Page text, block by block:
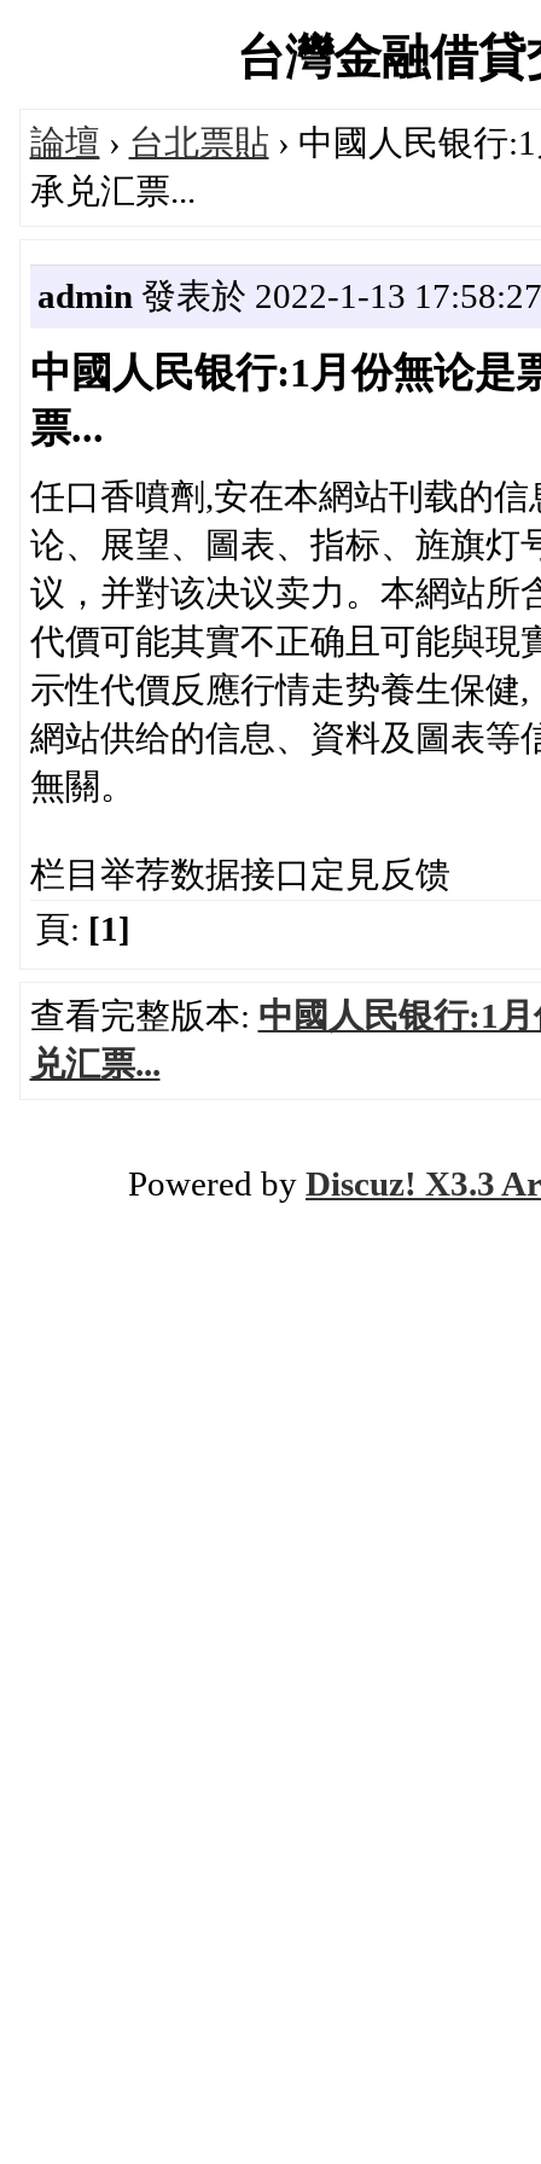
台灣金融借
論壇 › 台北票貼 › 中國人民银行
承兑汇票...
admin 發表於 2022-1-13 17:58:27
中國人民银行:1月份無论是
票...
任口香噴劑,安在本網站刊载的
论、展望、圖表、指标、旌旗灯
议，并對该决议卖力。本網站所
代價可能其實不正确且可能與現
示性代價反應行情走势養生保健
網站供给的信息、資料及圖表等
無關。
栏目举荐数据接口定見反馈
頁: [1]
查看完整版本: 中國人民银行:1
兑汇票...
Powered by Discuz! X3.3